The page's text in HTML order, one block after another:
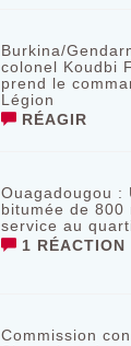
Burkina/
colonel Koudbi
prend le
Légion
RÉAGIR
Ouagadougou :
bitumée de 800
service au
1 RÉACTION
Commission